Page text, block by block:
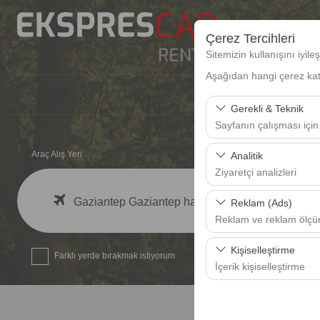
Çerez Tercihleri
Sitemizin kullanışını
Aşağıdan hangi çerez
Gerekli & Teknik
Sayfanın çalışması
Bu çerezler sitenin
bırakılamaz.
Analitik
Ziyaretçi analizleri
Bu çerezler, sitemizin
analiz etmemizi
kullanılır.
Reklam (Ads)
Reklam ve reklam
Bu çerezler, size ilgi
etkinliğini (gösterim
Kişiselleştirme
İçerik kişiselleştirme
deneyiminizin
Araç Alış Yeri
Gaziantep Gaziantep havalimanı
Farklı yerde bırakmak istiyorum